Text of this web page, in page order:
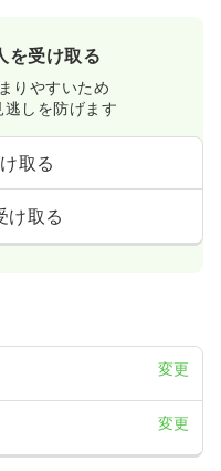
を受け取る
りやすいため
しを防げます
取る
け取る
変更
変更